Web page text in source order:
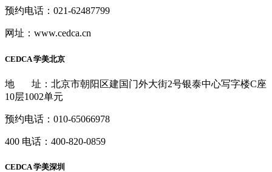
预约电话：021-62487799
网址：www.cedca.cn
CEDCA 学美北京
地 址：北京市朝阳区建国门外大街2号银泰中心写字楼C座
10层1002单元
预约电话： 010-65066978
400 电话： 400-820-0859
CEDCA 学美深圳